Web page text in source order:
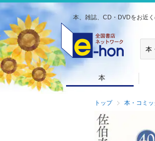
本、雑誌、CD・DVDをお近
本
トップ 本・コミッ